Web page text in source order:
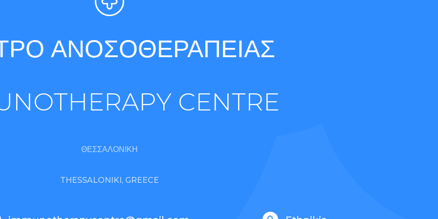
ΑΝΟΣΟΘΕΡΑΠΕΙΑΣ
CENTRE
ΘΕΣΣΑΛΟΝΙΚΗ
THESSALONIKI, GREECE